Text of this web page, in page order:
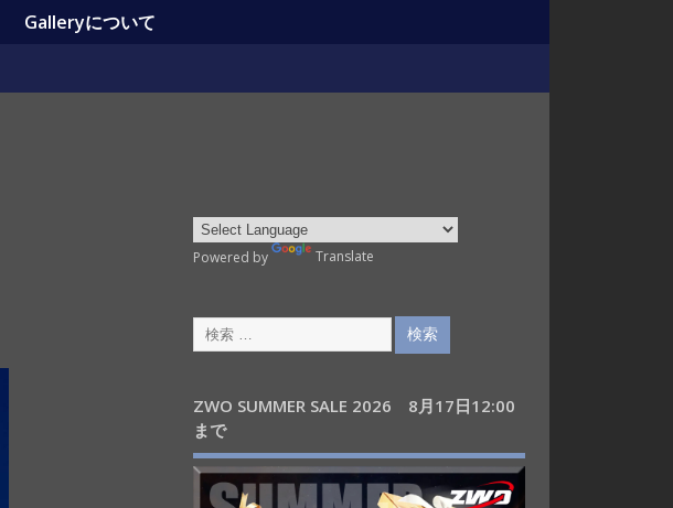
Galleryについて
Powered by Translate
ZWO SUMMER SALE 2026 8月17日12:00
まで